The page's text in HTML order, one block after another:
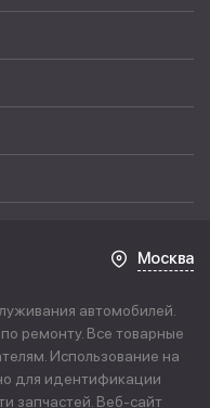
Москва
автомобилей.
ремонту. Все товарные
Использование на
для идентификации
запчастей. Веб-сайт